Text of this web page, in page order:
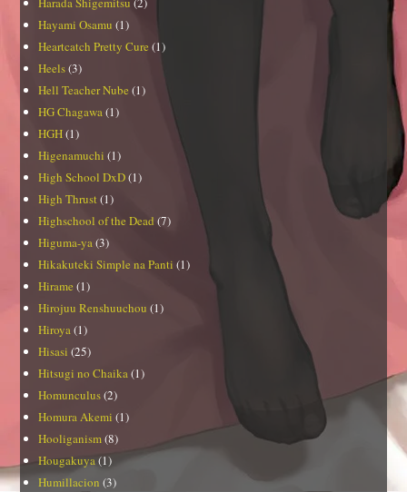
Hayami Osamu (1)
Heartcatch Pretty Cure (1)
Heels(3)
Hell Teacher Nube (1)
HG Chagawa(1)
HGH(1)
Higenamuchi (1)
High School DxD(1)
High Thrust(1)
Highschool of the Dead (7)
Higuma-ya(3)
Hikakuteki Simple na Panti (1)
Hirame (1)
Hirojuu Renshuuchou (1)
Hiroya(1)
Hisasi (25)
Hitsugi no Chaika(1)
Homunculus(2)
Homura Akemi (1)
Hooliganism(8)
Hougakuya(1)
Humillacion (3)